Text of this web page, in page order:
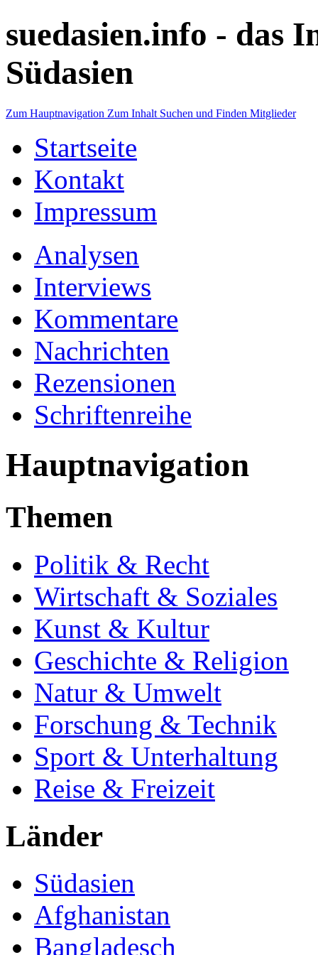
suedasien.info - das
Südasien
Zum Hauptnavigation Zum Inhalt Suchen und Finden Mitglieder
Startseite
Kontakt
Impressum
Analysen
Interviews
Kommentare
Nachrichten
Rezensionen
Schriftenreihe
Hauptnavigation
Themen
Politik & Recht
Wirtschaft & Soziales
Kunst & Kultur
Geschichte & Religion
Natur & Umwelt
Forschung & Technik
Sport & Unterhaltung
Reise & Freizeit
Länder
Südasien
Afghanistan
Bangladesch